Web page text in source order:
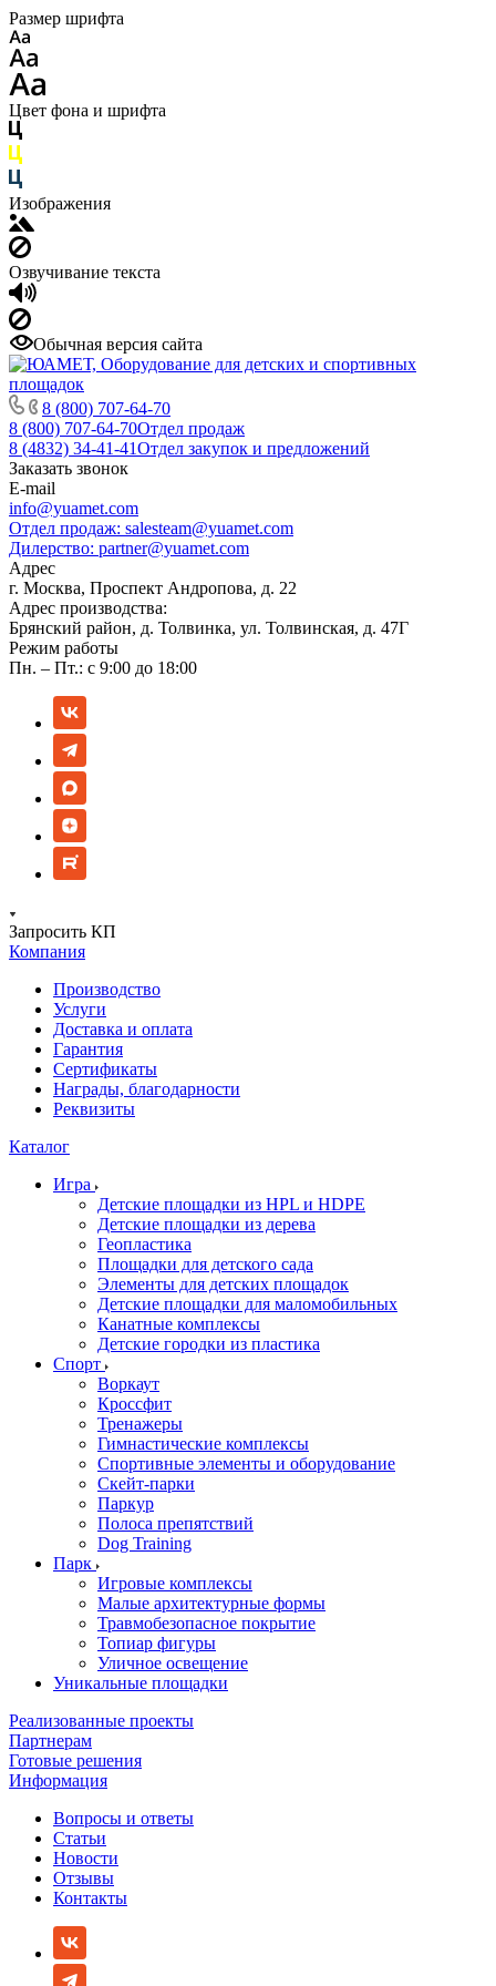
Размер шрифта
Цвет фона и шрифта
Изображения
Озвучивание текста
Обычная версия сайта
8 (800) 707-64-70
8 (800) 707-64-70Отдел продаж
8 (4832) 34-41-41Отдел закупок и предложений
Заказать звонок
E-mail
info@yuamet.com
Отдел продаж: salesteam@yuamet.com
Дилерство: partner@yuamet.com
Адрес
г. Москва, Проспект Андропова, д. 22
Адрес производства:
Брянский район, д. Толвинка, ул. Толвинская, д. 47Г
Режим работы
Пн. – Пт.: с 9:00 до 18:00
Запросить КП
Компания
Производство
Услуги
Доставка и оплата
Гарантия
Сертификаты
Награды, благодарности
Реквизиты
Каталог
Игра
Детские площадки из HPL и HDPE
Детские площадки из дерева
Геопластика
Площадки для детского сада
Элементы для детских площадок
Детские площадки для маломобильных
Канатные комплексы
Детские городки из пластика
Спорт
Воркаут
Кроссфит
Тренажеры
Гимнастические комплексы
Спортивные элементы и оборудование
Скейт-парки
Паркур
Полоса препятствий
Dog Training
Парк
Игровые комплексы
Малые архитектурные формы
Травмобезопасное покрытие
Топиар фигуры
Уличное освещение
Уникальные площадки
Реализованные проекты
Партнерам
Готовые решения
Информация
Вопросы и ответы
Статьи
Новости
Отзывы
Контакты